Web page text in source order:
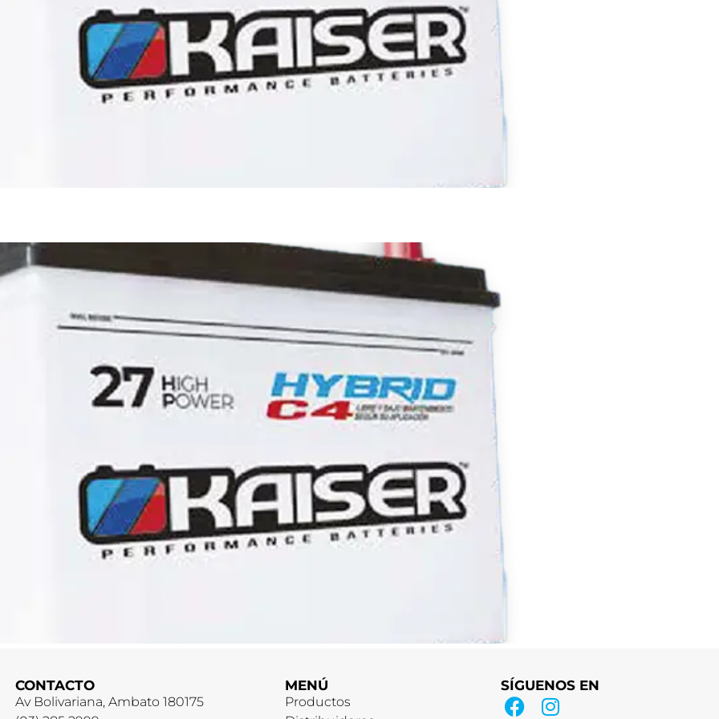
CONTACTO
Av Bolivariana, Ambato 180175
MENÚ
Productos
SÍGUENOS EN